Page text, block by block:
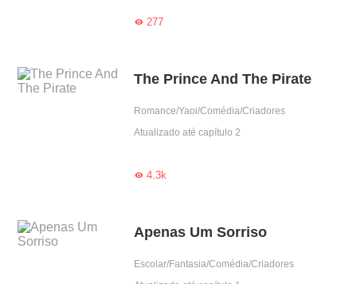
277
The Prince And The Pirate
Romance/Yaoi/Comédia/Criadores
Atualizado até capítulo 2
4.3k
Apenas Um Sorriso
Escolar/Fantasia/Comédia/Criadores